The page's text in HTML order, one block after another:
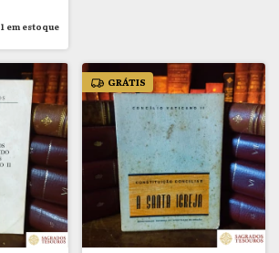
1em estoque
GRÁTIS